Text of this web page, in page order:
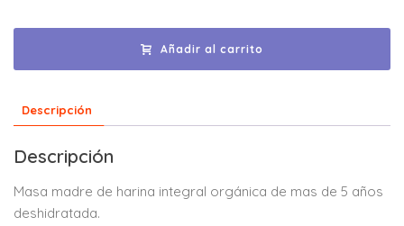
Añadir al carrito
Descripción
Descripción
Masa madre de harina integral orgánica de mas de 5 años
deshidratada.